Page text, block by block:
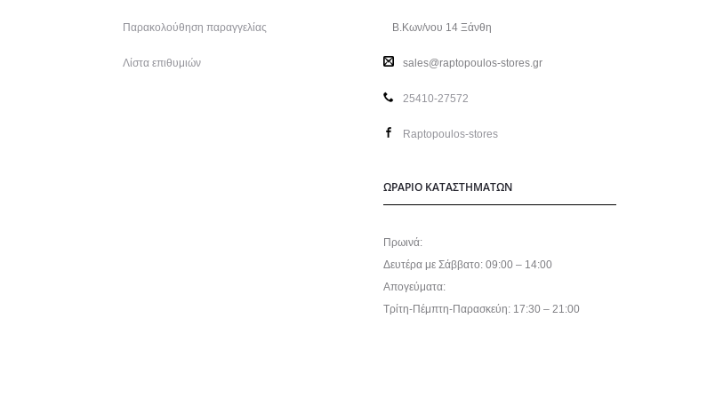
Παρακολούθηση παραγγελίας
Λίστα επιθυμιών
Β.Κων/νου 14 Ξάνθη
sales@raptopoulos-stores.gr
25410-27572
Raptopoulos-stores
ΩΡΑΡΙΟ ΚΑΤΑΣΤΗΜΑΤΩΝ
Πρωινά:
Δευτέρα με Σάββατο: 09:00 – 14:00
Απογεύματα:
Τρίτη-Πέμπτη-Παρασκεύη: 17:30 – 21:00